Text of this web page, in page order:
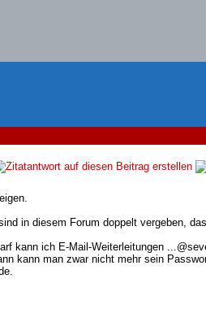
in diesem Forum doppelt vergeben,
kann ich E-Mail-Weiterleitungen
kann man zwar nicht mehr sein